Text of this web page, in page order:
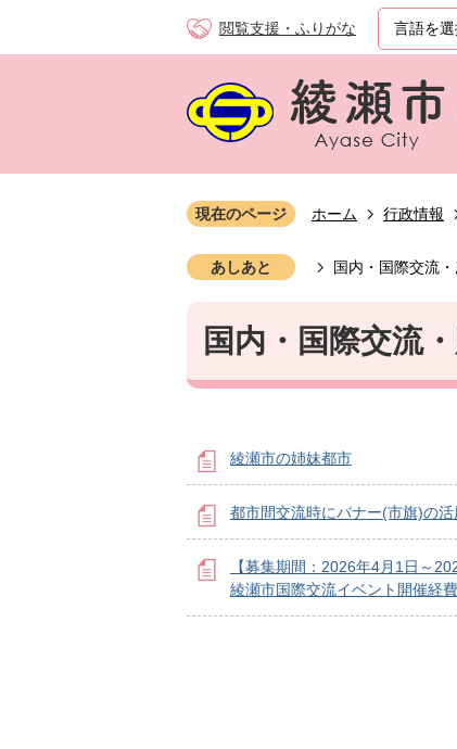
閲覧支援・ふりがな
現在のページ ホーム 行政情報
あしあと 国内・国際交流
国内・国際交流
綾瀬市の姉妹都市
都市間交流時にバナー(市旗)の活
【募集期間：2026年4月1日～
綾瀬市国際交流イベント開催経